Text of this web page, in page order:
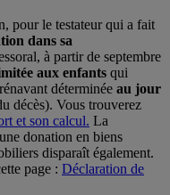
pour le testateur qui a fait
dans sa
à partir de septembre
aux enfants qui
déterminée au jour
décès). Vous trouverez
et son calcul. La
donation en biens
disparaît également.
page : Déclaration de